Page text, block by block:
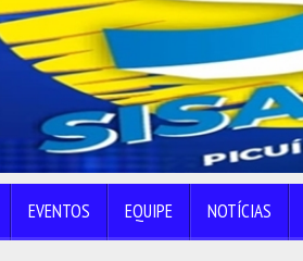
EVENTOS EQUIPE NOTÍCIAS